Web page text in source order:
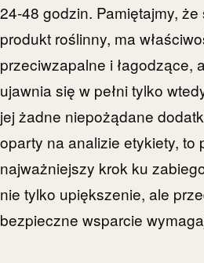
24-48 godzin. Pamiętajmy,
produkt roślinny, ma
przeciwzapalne i łagodzące,
ujawnia się w pełni tylko
jej żadne niepożądane
oparty na analizie etykiety, to
najważniejszy krok ku
nie tylko upiększenie, ale
bezpieczne wsparcie